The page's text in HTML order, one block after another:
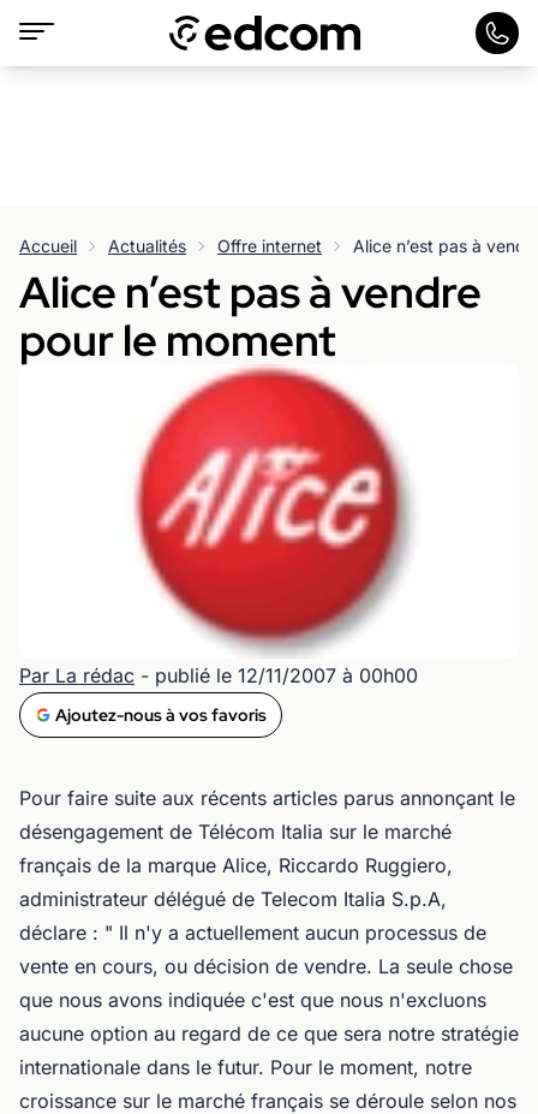
Accueil Actualités Offre internet Alice n’est pas à
Alice n’est pas à vendre
pour le moment
Par La rédac - publié le 12/11/2007 à 00h00
Ajoutez-nous à vos favoris
Pour faire suite aux récents articles parus annonçant le
désengagement de Télécom Italia sur le marché
français de la marque Alice, Riccardo Ruggiero,
administrateur délégué de Telecom Italia S.p.A,
déclare : " Il n'y a actuellement aucun processus de
vente en cours, ou décision de vendre. La seule chose
que nous avons indiquée c'est que nous n'excluons
aucune option au regard de ce que sera notre stratégie
internationale dans le futur. Pour le moment, notre
croissance sur le marché français se déroule selon nos